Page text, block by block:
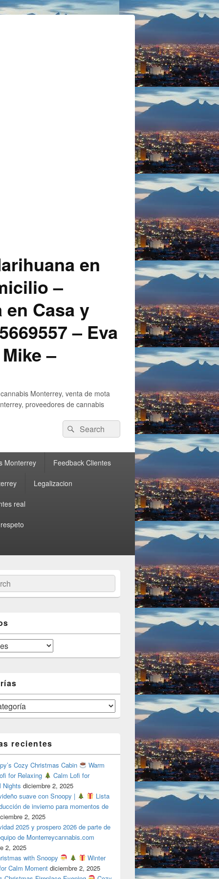
en
–
Casa y
– Eva
–
Monterrey, venta de mota
proveedores de cannabis
Search
for:
Search
Monterrey Feedback Clientes
Legalizacion
real
recientes
Cozy Christmas Cabin
Warm
for Relaxing
Calm Lofi for
Nights diciembre 2, 2025
suave con Snoopy |
Lista
de invierno para momentos de
2, 2025
2025 y prospero 2026 de parte de
de Monterreycannabis.com
2, 2025
with Snoopy
Winter
Calm Moment diciembre 2, 2025